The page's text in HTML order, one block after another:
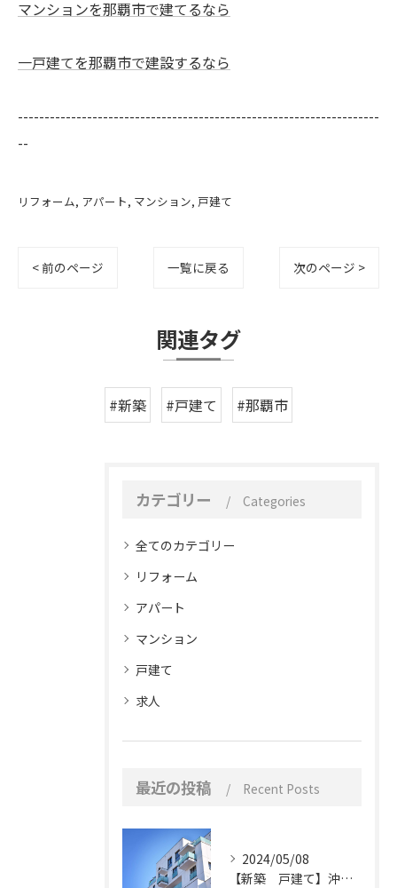
マンションを那覇市で建てるなら
一戸建てを那覇市で建設するなら
--------------------------------------------------------------------
--
リフォーム アパート マンション 戸建て
< 前のページ 一覧に戻る 次のページ >
関連タグ
#新築 #戸建て #那覇市
カテゴリー Categories
全てのカテゴリー
リフォーム
アパート
マンション
戸建て
求人
最近の投稿 Recent Posts
2024/05/08
【新築 戸建て】沖縄県で建築なら天神技研